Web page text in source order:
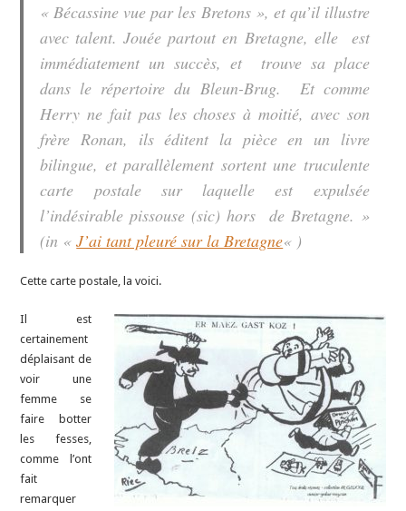
« Bécassine vue par les Bretons», et qu’il illustre
avec talent. Jouée partout en Bretagne, elle est
immédiatement un succès, et trouve sa place
dans le répertoire du Bleun-Brug. Et comme
Herry ne fait pas les choses à moitié, avec son
frère Ronan, ils éditent la pièce en un livre
bilingue, et parallèlement sortent une truculente
carte postale sur laquelle est expulsée
l’indésirable pissouse (sic) hors de Bretagne. »
(in «J’ai tant pleuré sur la Bretagne« )
Cette carte postale, la voici.
Il est
certainement
déplaisant de
voir une
femme se
faire botter
les fesses,
comme l’ont
fait
remarquer